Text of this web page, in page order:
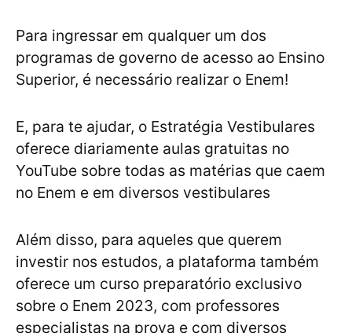
Para ingressar em qualquer um dos
programas de governo de acesso ao Ensino
Superior, é necessário realizar o Enem!
E, para te ajudar, o Estratégia Vestibulares
oferece diariamente aulas gratuitas no
YouTube sobre todas as matérias que caem
no Enem e em diversos vestibulares
Além disso, para aqueles que querem
investir nos estudos, a plataforma também
oferece um curso preparatório exclusivo
sobre o Enem 2023, com professores
especialistas na prova e com diversos